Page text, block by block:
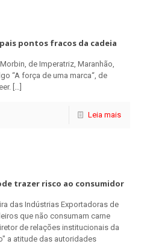
pontos fracos da cadeia
de Imperatriz, Maranhão,
“A força de uma marca“, de
[…]
Leia mais
trazer risco ao consumidor
das Indústrias Exportadoras de
que não consumam carne
de relações institucionais da
a atitude das autoridades